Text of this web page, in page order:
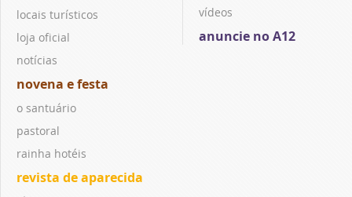
locais turísticos
loja oficial
notícias
novena e festa
o santuário
pastoral
rainha hotéis
revista de aparecida
vídeos
anuncie no A12